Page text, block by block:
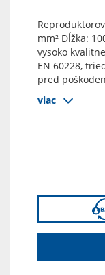
mm² Dĺžka:
vysoko
EN 60228,
pred
viac